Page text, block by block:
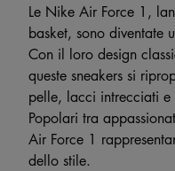
Le Nike Air Force 1,
basket, sono diventate
Con il loro design
queste sneakers si
pelle, lacci intrecciati
Popolari tra
Air Force 1
dello stile.